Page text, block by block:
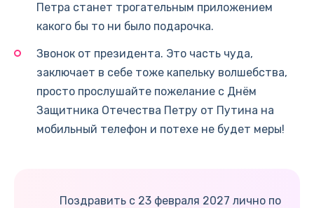
Петра станет трогательным приложением
какого бы то ни было подарочка.
Звонок от президента. Это часть чуда,
заключает в себе тоже капельку волшебства,
просто прослушайте пожелание с Днём
Защитника Отечества Петру от Путина на
мобильный телефон и потехе не будет меры!
Поздравить с 23 февраля 2027 лично по